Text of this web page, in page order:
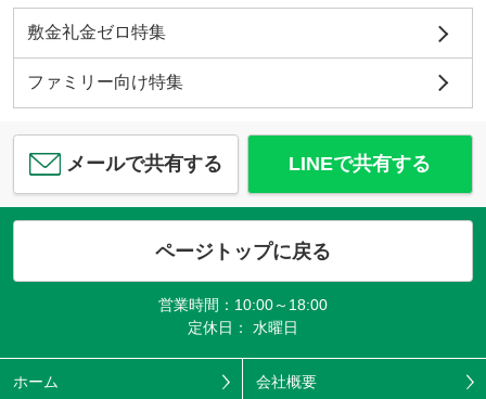
敷金礼金ゼロ特集
ファミリー向け特集
メールで共有する LINEで共有する
ページトップに戻る
営業時間：10:00～18:00
定休日： 水曜日
ホーム 会社概要